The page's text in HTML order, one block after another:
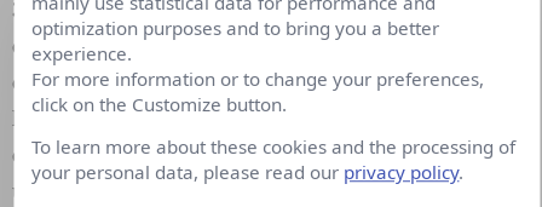
3 étudiantes infirmières qui ont faire leur stage
dans un hôpital de pédiatrie de la capitale
cambodgienne. Vous semblez très engagé dans
le monde caritatif. Pourquoi est-ce plus qu’une
démarche pour vous, mais bien un engagement,
une philosophie de vie ?
optimization purposes and to bring you a better
experience.
For more information or to change your preferences,
click on the Customize button.
To learn more about these cookies and the processing of
your personal data, please read our privacy policy.